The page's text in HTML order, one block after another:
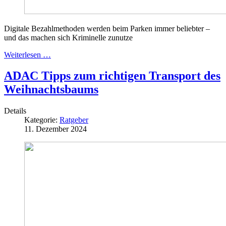
Digitale Bezahlmethoden werden beim Parken immer beliebter –
und das machen sich Kriminelle zunutze
Weiterlesen …
ADAC Tipps zum richtigen Transport des
Weihnachtsbaums
Details
Kategorie: Ratgeber
11. Dezember 2024